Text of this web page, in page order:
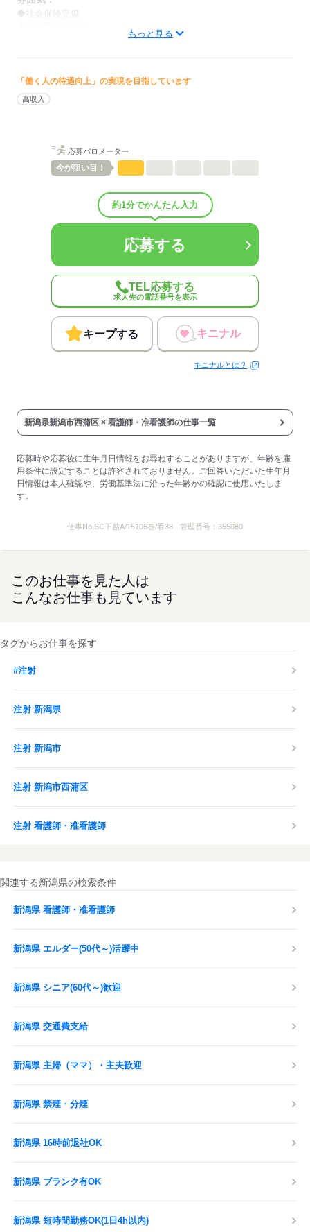
◆社会保険完備
◆屋内原則禁煙
喫煙スペースもございます
低い
ひとりで
職場の様子
配属先部署：
介護施設（有料老人ホーム、デイサービス、特養、老健、訪問介護e
40人
（男4：女6）
平均年齢
応募する
もっと見る
「働く人の待遇向上」の実現を目指しています
高収入
応募バロメーター
今が狙い目！
約1分でかんたん入力
応募する
TEL応募する
求人先の電話番号を表示
キープする キニナル
キニナルとは？
新潟県新潟市西蒲区 × 看護師・准看護師の仕事一覧
応募時や応募後に生年月日情報をお尋ねすることがありますが、年齢を雇
用条件に設定することは許容されておりません。ご回答いただいた生年月
日情報は本人確認や、労働基準法に沿った年齢かの確認に使用いたしま
す。
仕事No. SC下越A/15108巻/看38 管理番号： 355080
このお仕事を見た人は
こんなお仕事も見ています
タグからお仕事を探す
#注射
注射 新潟県
注射 新潟市
注射 新潟市西蒲区
注射 看護師・准看護師
関連する新潟県の検索条件
新潟県 看護師・准看護師
新潟県 エルダー(50代～)活躍中
新潟県 シニア(60代～)歓迎
新潟県 交通費支給
新潟県 主婦（ママ）・主夫歓迎
新潟県 禁煙・分煙
新潟県 16時前退社OK
新潟県 ブランク有OK
新潟県 短時間勤務OK(1日4h以内)